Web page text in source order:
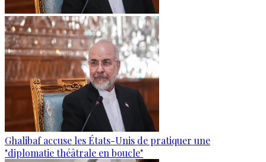
Ghalibaf accuse les États-Unis de pratiquer une
"diplomatie théâtrale en boucle"